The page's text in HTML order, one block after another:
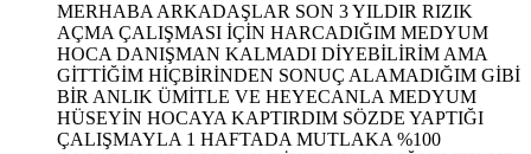
MERHABA ARKADAŞLAR SON 3 YILDIR RIZIK
AÇMA ÇALIŞMASI İÇİN HARCADIĞIM MEDYUM
HOCA DANIŞMAN KALMADI DİYEBİLİRİM AMA
GİTTİĞİM HİÇBİRİNDEN SONUÇ ALAMADIĞIM GİBİ
BİR ANLIK ÜMİTLE VE HEYECANLA MEDYUM
HÜSEYİN HOCAYA KAPTIRDIM SÖZDE YAPTIĞI
ÇALIŞMAYLA 1 HAFTADA MUTLAKA %100